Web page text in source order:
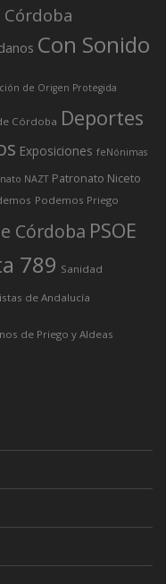
Con Sonido
de Origen Protegida
Córdoba Deportes
Exposiciones feNónimas
NAZT Patronato Niceto
Podemos Priego
Córdoba PSOE
789 Sanidad
de Andalucía
de Priego y Aldeas